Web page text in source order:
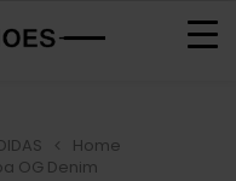
Home
OG Denim